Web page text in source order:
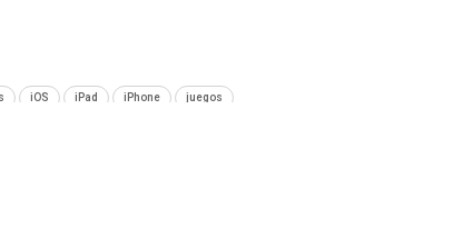
iOS iPad iPhone juegos